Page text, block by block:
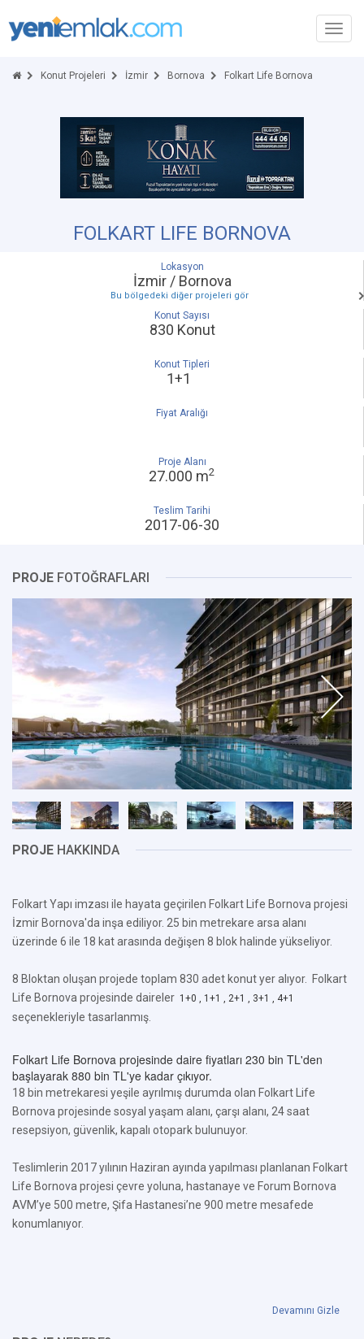
Konut Projeleri İzmir Bornova Folkart Life Bornova
FOLKART LIFE BORNOVA
Lokasyon
İzmir / Bornova
Bu bölgedeki diğer projeleri gör
Konut Sayısı
830 Konut
Konut Tipleri
1+1
Fiyat Aralığı
Proje Alanı
27.000 m2
Teslim Tarihi
2017-06-30
PROJE FOTOĞRAFLARI
PROJE HAKKINDA
Folkart Yapı imzası ile hayata geçirilen Folkart Life Bornova projesi
İzmir Bornova'da inşa ediliyor. 25 bin metrekare arsa alanı
üzerinde 6 ile 18 kat arasında değişen 8 blok halinde yükseliyor.
8 Bloktan oluşan projede toplam 830 adet konut yer alıyor. Folkart
Life Bornova projesinde daireler 1+0 , 1+1 , 2+1 , 3+1 , 4+1
seçenekleriyle tasarlanmış.
Folkart Life Bornova projesinde daire fiyatları 230 bin TL'den
başlayarak 880 bin TL'ye kadar çıkıyor.
18 bin metrekaresi yeşile ayrılmış durumda olan Folkart Life
Bornova projesinde sosyal yaşam alanı, çarşı alanı, 24 saat
resepsiyon, güvenlik, kapalı otopark bulunuyor.
Teslimlerin 2017 yılının Haziran ayında yapılması planlanan Folkart
Life Bornova projesi çevre yoluna, hastanaye ve Forum Bornova
AVM’ye 500 metre, Şifa Hastanesi’ne 900 metre mesafede
konumlanıyor.
Devamını Gizle